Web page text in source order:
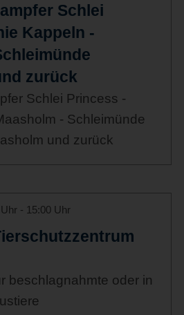
Schlei
Kappeln -
zurück
Schlei Princess -
- Schleimünde
und zurück
- 15:00 Uhr
beschlagnahmte oder in